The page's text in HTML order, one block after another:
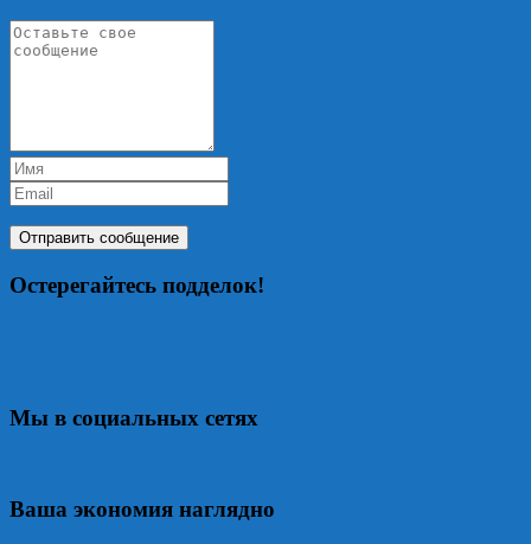
Остерегайтесь подделок!
Мы в социальных сетях
Ваша экономия наглядно